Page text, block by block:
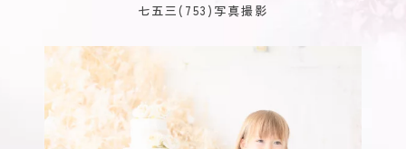
七五三(753)写真撮影